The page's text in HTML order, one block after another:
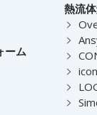
ーム
熱流